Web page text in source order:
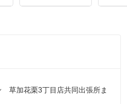
加花栗3丁目店共同出張所ま